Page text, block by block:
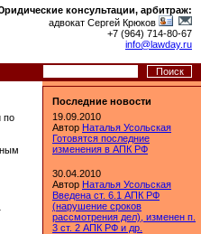
консультации, арбитраж:
адвокат Сергей Крюков
+7 (964) 714-80-67
info@lawday.ru
по
Последние новости
19.09.2010
Автор Наталья Усольская
Готовятся последние
изменения в АПК РФ
30.04.2010
Автор Наталья Усольская
Введена ст. 6.1 АПК РФ
(нарушение сроков
рассмотрения дел), изменен п.
3 ст. 2 АПК РФ и др.